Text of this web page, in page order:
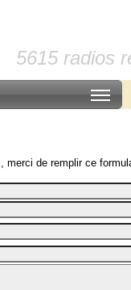
5615 radios
, merci de remplir ce